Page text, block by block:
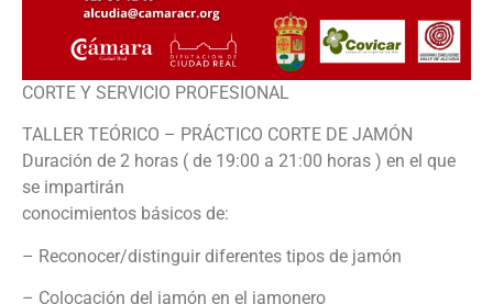
CORTE Y SERVICIO PROFESIONAL
TALLER TEÓRICO – PRÁCTICO CORTE DE JAMÓN
Duración de 2 horas ( de 19:00 a 21:00 horas ) en el que
se impartirán
conocimientos básicos de:
– Reconocer/distinguir diferentes tipos de jamón
– Colocación del jamón en el jamonero